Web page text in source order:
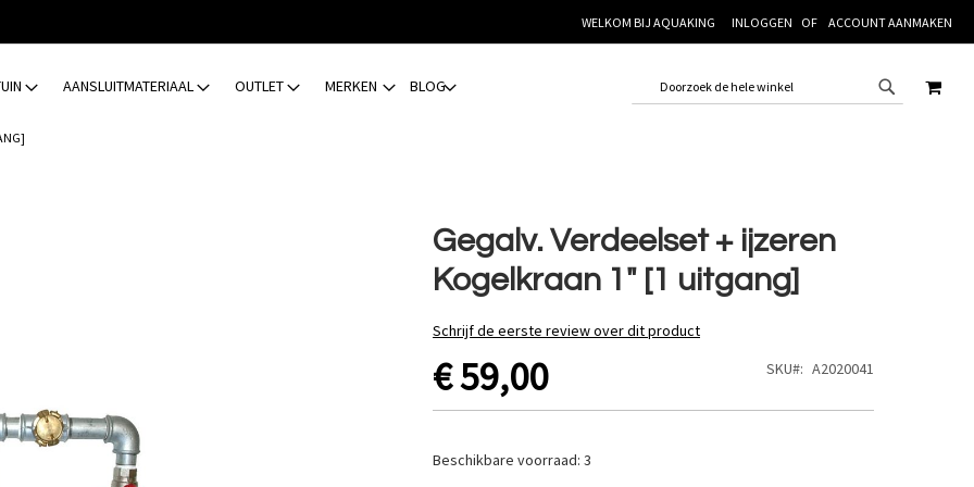
WELKOM BIJ AQUAKING INLOGGEN ACCOUNT AANMAKEN
AANSLUITMATERIAAL OUTLET MERKEN BLOG
Gegalv. Verdeelset + ijzeren
Kogelkraan 1" [1 uitgang]
Schrijf de eerste review over dit product
€ 59,00 SKU A2020041
Beschikbare voorraad: 3